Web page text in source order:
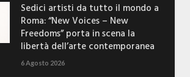
Sedici artisti da tutto il mondo a
Roma: “New Voices – New
Freedoms” porta in scena la
libertà dell’arte contemporanea
6 Agosto 2026